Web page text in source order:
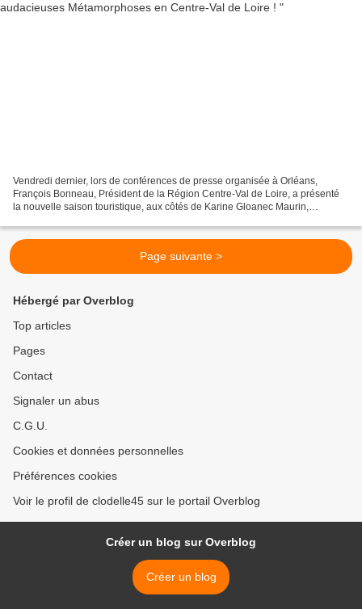
Vendredi dernier, lors de conférences de presse organisée à Orléans,
François Bonneau, Président de la Région Centre-Val de Loire, a présenté
la nouvelle saison touristique, aux côtés de Karine Gloanec Maurin,
Page suivante >
Hébergé par Overblog
Top articles
Pages
Contact
Signaler un abus
C.G.U.
Cookies et données personnelles
Préférences cookies
Voir le profil de clodelle45 sur le portail Overblog
Créer un blog sur Overblog
Créer un blog